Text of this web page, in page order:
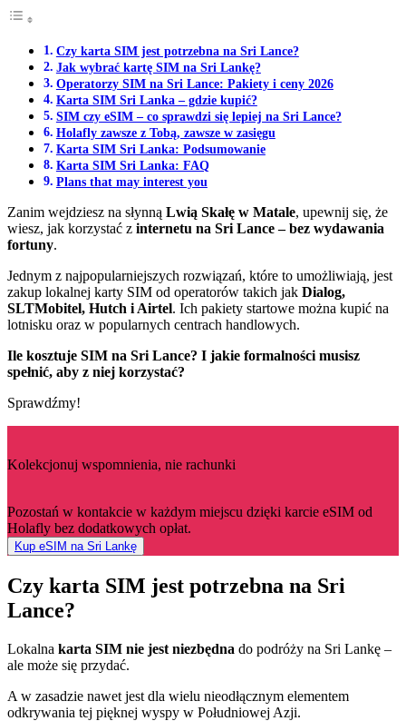
Czy karta SIM jest potrzebna na Sri Lance?
Jak wybrać kartę SIM na Sri Lankę?
Operatorzy SIM na Sri Lance: Pakiety i ceny 2026
Karta SIM Sri Lanka – gdzie kupić?
SIM czy eSIM – co sprawdzi się lepiej na Sri Lance?
Holafly zawsze z Tobą, zawsze w zasięgu
Karta SIM Sri Lanka: Podsumowanie
Karta SIM Sri Lanka: FAQ
Plans that may interest you
Zanim wejdziesz na słynną Lwią Skałę w Matale, upewnij się, że
wiesz, jak korzystać z internetu na Sri Lance – bez wydawania
fortuny.
Jednym z najpopularniejszych rozwiązań, które to umożliwiają, jest
zakup lokalnej karty SIM od operatorów takich jak Dialog,
SLTMobitel, Hutch i Airtel. Ich pakiety startowe można kupić na
lotnisku oraz w popularnych centrach handlowych.
Ile kosztuje SIM na Sri Lance? I jakie formalności musisz
spełnić, aby z niej korzystać?
Sprawdźmy!
Kolekcjonuj wspomnienia, nie rachunki
Pozostań w kontakcie w każdym miejscu dzięki karcie eSIM od
Holafly bez dodatkowych opłat.
Kup eSIM na Sri Lankę
Czy karta SIM jest potrzebna na Sri
Lance?
Lokalna karta SIM nie jest niezbędna do podróży na Sri Lankę –
ale może się przydać.
A w zasadzie nawet jest dla wielu nieodłącznym elementem
odkrywania tej pięknej wyspy w Południowej Azji.